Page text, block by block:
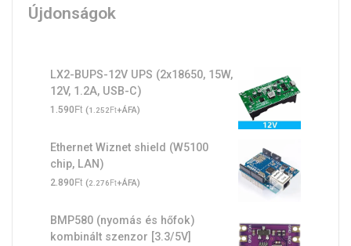
Újdonságok
LX2-BUPS-12V UPS (2x18650, 15W,
12V, 1.2A, USB-C)
1.590Ft (1.252Ft+ÁFA)
Ethernet Wiznet shield (W5100
chip, LAN)
2.890Ft (2.276Ft+ÁFA)
BMP580 (nyomás és hőfok)
kombinált szenzor [3.3/5V]